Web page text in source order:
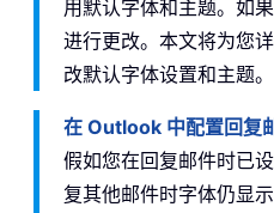
用默认字体和主题。如
进行更改。本文将为您
改默认字体设置和主题。
在 Outlook 中配置回复
假如您在回复邮件时已
复其他邮件时字体仍显